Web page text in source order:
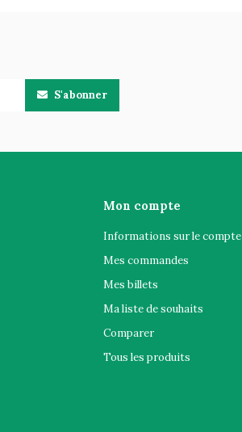
S'abonner
Mon compte
Informations sur le compte
Mes commandes
Mes billets
Ma liste de souhaits
Comparer
Tous les produits